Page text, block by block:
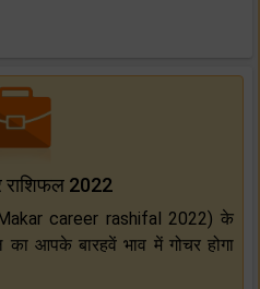
राशिफल 2022
career rashifal 2022) के
आपके बारहवें भाव में गोचर होगा